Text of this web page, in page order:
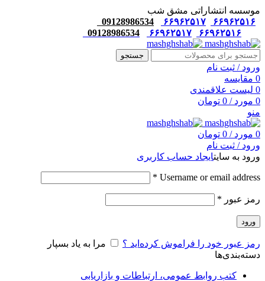
موسسه انتشاراتی مشق شب
۶۶۹۶۲۵۱۶
۶۶۹۶۲۵۱۷
09128986534
۶۶۹۶۲۵۱۶
۶۶۹۶۲۵۱۷ 09128986534
جستجو
ورود / ثبت نام
0 مقایسه
0 لیست علاقمندی
0 مورد /
0 تومان
منو
0 مورد /
0 تومان
ورود / ثبت نام
ورود به سایتایجاد حساب کاربری
Username or email address
*
رمز عبور *
ورود
رمز عبور خود را فراموش کرده‌اید ؟
مرا به یاد بسپار
دسته‌بندی‌ها
کتب روابط عمومی، ارتباطات و بازاریابی